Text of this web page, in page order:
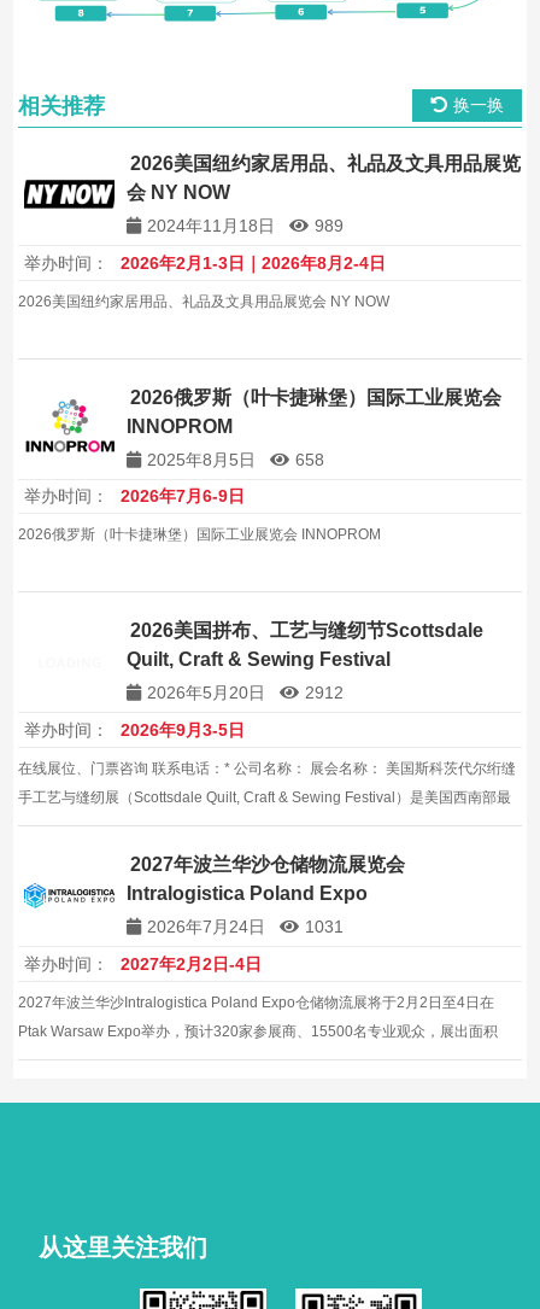
相关推荐 换一换
2026美国纽约家居用品、礼品及文具用品展览
会 NY NOW
2024年11月18日
989
举办时间：
2026年2月1-3日｜2026年8月2-4日
2026美国纽约家居用品、礼品及文具用品展览会 NY NOW
2026俄罗斯（叶卡捷琳堡）国际工业展览会
INNOPROM
2025年8月5日
658
举办时间：
2026年7月6-9日
2026俄罗斯（叶卡捷琳堡）国际工业展览会 INNOPROM
2026美国拼布、工艺与缝纫节Scottsdale
Quilt, Craft & Sewing Festival
2026年5月20日
2912
举办时间：
2026年9月3-5日
在线展位、门票咨询 联系电话：* 公司名称： 展会名称： 美国斯科茨代尔绗缝
手工艺与缝纫展（Scottsdale Quilt, Craft & Sewing Festival）是美国西南部最
具影响力的手工艺与缝纫专业展览会，每年在美国亚利桑那州斯科茨代尔西世
界会展中心（WestWorld …2027年波兰华沙仓储物流展览会
Intralogistica Poland Expo
2026年7月24日
1031
举办时间：
2027年2月2日-4日
2027年波兰华沙Intralogistica Poland Expo仓储物流展将于2月2日至4日在
Ptak Warsaw Expo举办，预计320家参展商、15500名专业观众，展出面积
18000平方米，是仓储自动化与内部物流企业开拓中东欧市场的高效平台。
从这里关注我们